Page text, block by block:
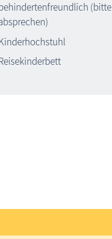
(bitte